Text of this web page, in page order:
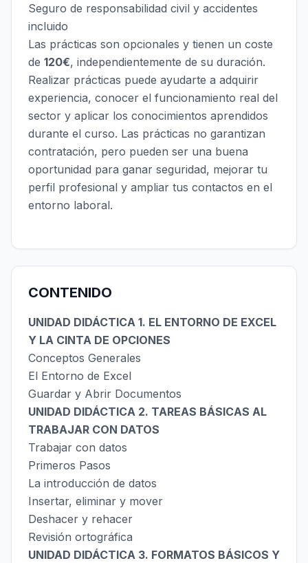
Seguro de responsabilidad civil y accidentes
incluido
Las prácticas son opcionales y tienen un coste
de 120€, independientemente de su duración.
Realizar prácticas puede ayudarte a adquirir
experiencia, conocer el funcionamiento real del
sector y aplicar los conocimientos aprendidos
durante el curso. Las prácticas no garantizan
contratación, pero pueden ser una buena
oportunidad para ganar seguridad, mejorar tu
perfil profesional y ampliar tus contactos en el
entorno laboral.
CONTENIDO
UNIDAD DIDÁCTICA 1. EL ENTORNO DE EXCEL
Y LA CINTA DE OPCIONES
Conceptos Generales
El Entorno de Excel
Guardar y Abrir Documentos
UNIDAD DIDÁCTICA 2. TAREAS BÁSICAS AL
TRABAJAR CON DATOS
Trabajar con datos
Primeros Pasos
La introducción de datos
Insertar, eliminar y mover
Deshacer y rehacer
Revisión ortográfica
UNIDAD DIDÁCTICA 3. FORMATOS BÁSICOS Y